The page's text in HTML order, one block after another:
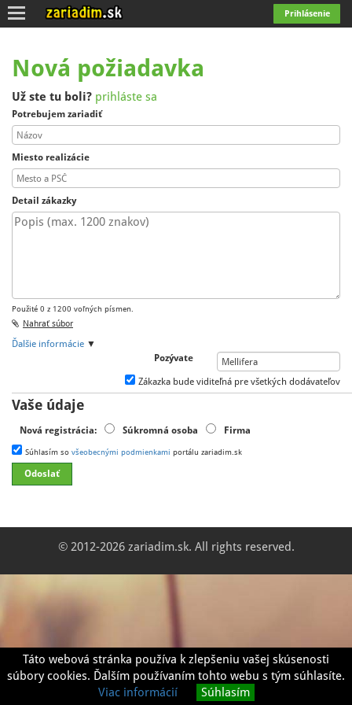
Prihlásenie
Toggle
navigation
Nová požiadavka
Už ste tu boli? prihláste sa
Potrebujem zariadiť
Miesto realizácie
Detail zákazky
Použité 0 z 1200 voľných písmen.
Nahrať súbor
Ďalšie informácie ▼
Pozývate
Zákazka bude viditeľná pre všetkých dodávateľov
Vaše údaje
Nová registrácia: Súkromná osoba Firma
Súhlasím so všeobecnými podmienkami portálu zariadim.sk
© 2012-2026 zariadim.sk. All rights reserved.
Táto webová stránka používa k zlepšeniu vašej skúsenosti
súbory cookies. Ďalším používaním tohto webu s tým súhlasíte.
Viac informácií
Súhlasím